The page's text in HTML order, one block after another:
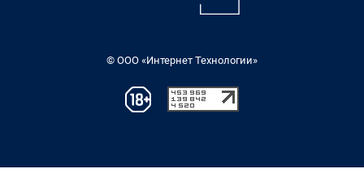
© ООО «Интернет Технологии»